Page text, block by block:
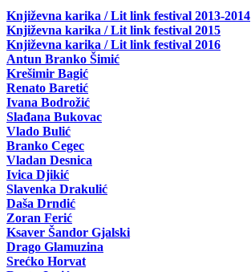
Književna karika / Lit link festival 2013-2014
Književna karika / Lit link festival 2015
Književna karika / Lit link festival 2016
Antun Branko Šimić
Krešimir Bagić
Renato Baretić
Ivana Bodrožić
Slađana Bukovac
Vlado Bulić
Branko Cegec
Vladan Desnica
Ivica Djikić
Slavenka Drakulić
Daša Drndić
Zoran Ferić
Ksaver Šandor Gjalski
Drago Glamuzina
Srećko Horvat